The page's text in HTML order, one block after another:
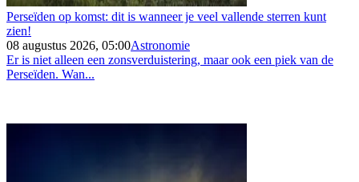
Perseïden op komst: dit is wanneer je veel vallende sterren kunt
zien!
08 augustus 2026, 05:00Astronomie
Er is niet alleen een zonsverduistering, maar ook een piek van de
Perseïden. Wan...